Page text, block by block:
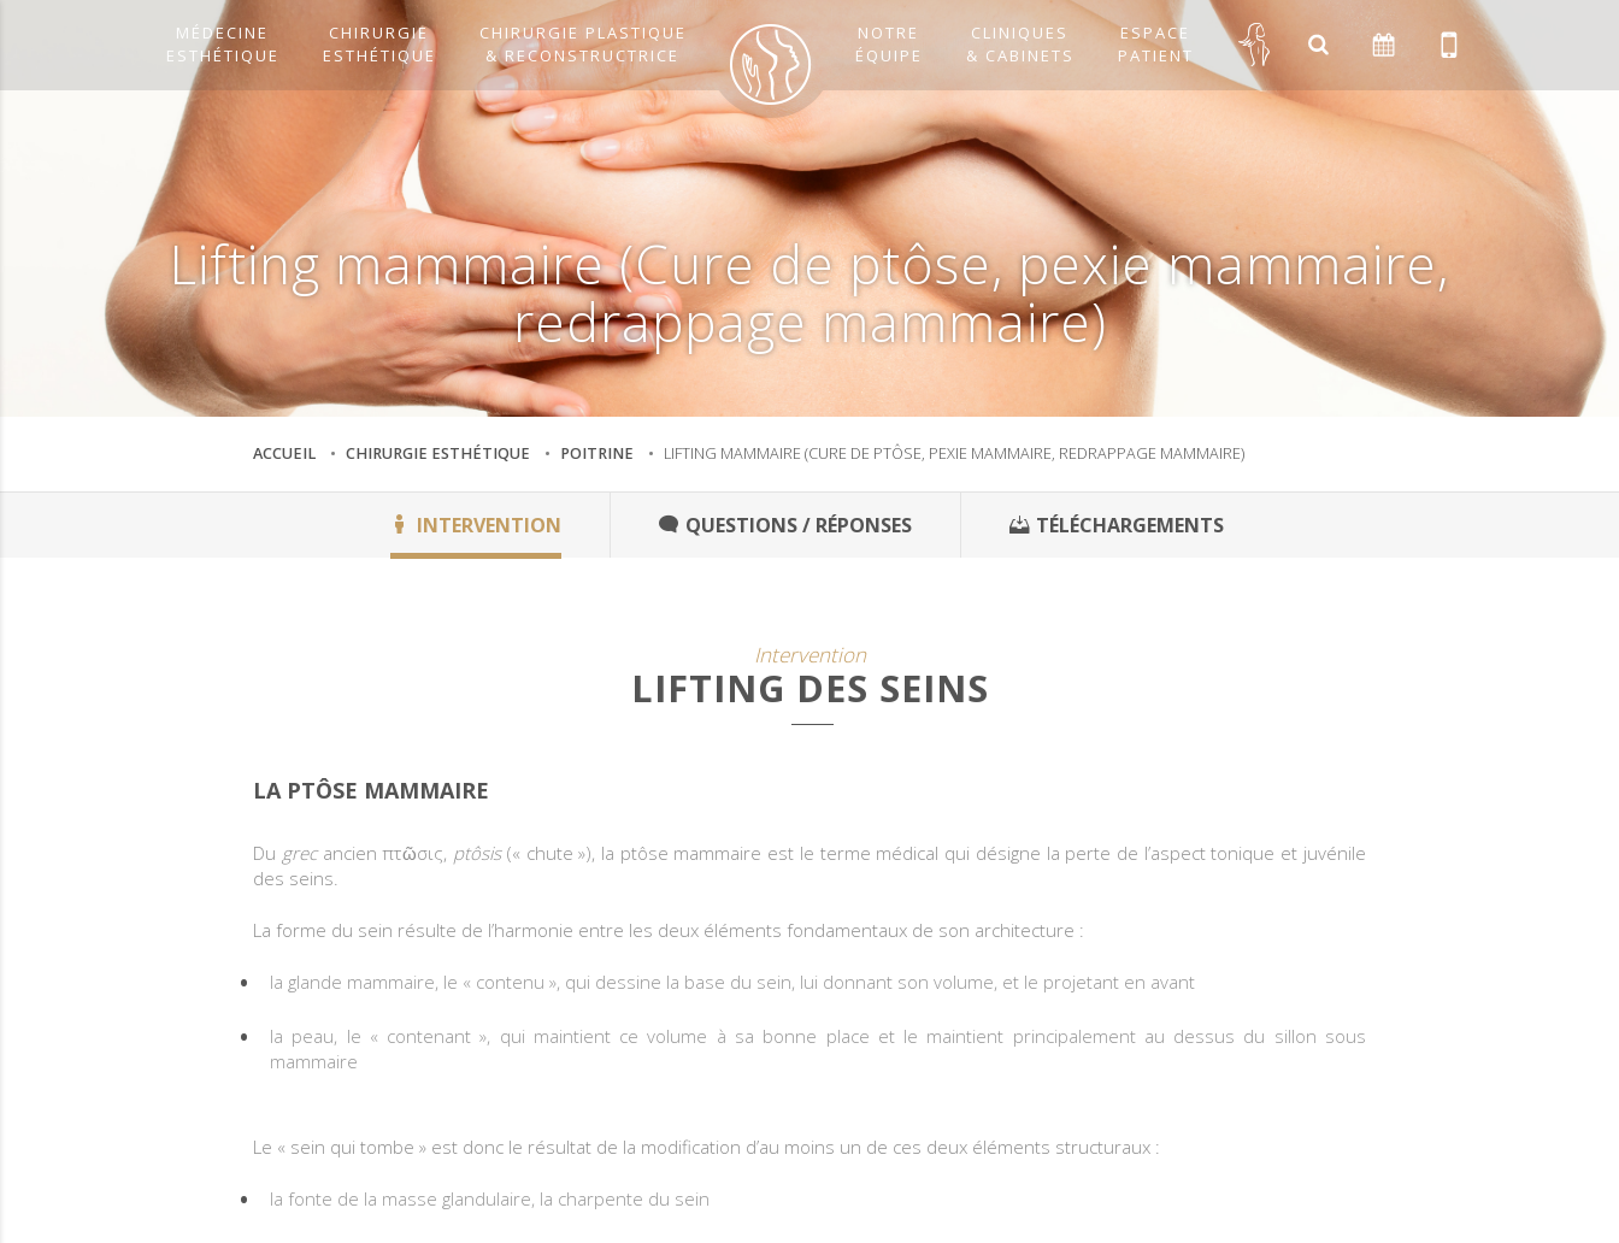
MÉDECINE
ESTHÉTIQUE
CHIRURGIE
ESTHÉTIQUE
CHIRURGIE PLASTIQUE
& RECONSTRUCTRICE
NOTRE
ÉQUIPE
CLINIQUES
& CABINETS
ESPACE
PATIENT
Lifting mammaire (Cure de ptôse, pexie mammaire,
redrappage mammaire)
ACCUEIL CHIRURGIE ESTHÉTIQUE POITRINE LIFTING MAMMAIRE (CURE DE PTÔSE, PEXIE MAMMAIRE, REDRAPPAGE MAMMAIRE)
INTERVENTION QUESTIONS / RÉPONSES TÉLÉCHARGEMENTS
Intervention
LIFTING DES SEINS
LA PTÔSE MAMMAIRE
Du grecancien πτῶσις, ptôsis(« chute »), la ptôse mammaire est le terme médical qui désigne la perte de l’aspect tonique et juvénile
des seins.
La forme du sein résulte de l’harmonie entre les deux éléments fondamentaux de son architecture :
la glande mammaire, le « contenu », qui dessine la base du sein, lui donnant son volume, et le projetant en avant
la peau, le « contenant », qui maintient ce volume à sa bonne place et le maintient principalement au dessus du sillon sous
mammaire
Le « sein qui tombe » est donc le résultat de la modification d’au moins un de ces deux éléments structuraux :
la fonte de la masse glandulaire, la charpente du sein